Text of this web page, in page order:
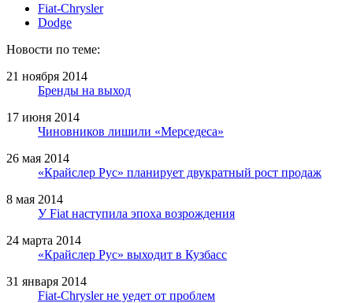
Fiat-Chrysler
Dodge
Новости по теме:
21 ноября 2014
Бренды на выход
17 июня 2014
Чиновников лишили «Мерседеса»
26 мая 2014
«Крайслер Рус» планирует двукратный рост продаж
8 мая 2014
У Fiat наступила эпоха возрождения
24 марта 2014
«Крайслер Рус» выходит в Кузбасс
31 января 2014
Fiat-Chrysler не уедет от проблем